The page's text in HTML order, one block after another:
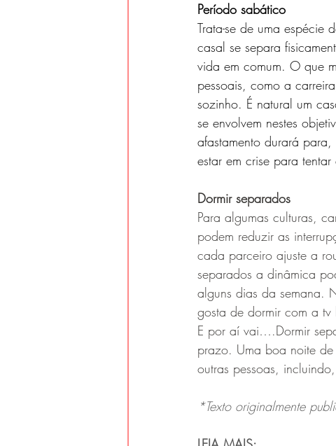
Período sabático
Trata-se de uma espécie
casal se separa
vida em comum. O que
pessoais, como a
sozinho. É natural um
se envolvem nestes
afastamento durará
estar em crise para
Dormir separados
Para algumas culturas,
podem reduzir as
cada parceiro ajuste a
separados a dinâmica
alguns dias da semana.
gosta de dormir com a
E por aí vai….Dormir
prazo. Uma boa noite de
outras pessoas,
*Texto originalmente